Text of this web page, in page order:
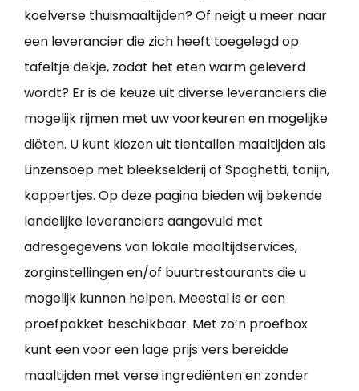
koelverse thuismaaltijden? Of neigt u meer naar
een leverancier die zich heeft toegelegd op
tafeltje dekje, zodat het eten warm geleverd
wordt? Er is de keuze uit diverse leveranciers die
mogelijk rijmen met uw voorkeuren en mogelijke
diëten. U kunt kiezen uit tientallen maaltijden als
Linzensoep met bleekselderij of Spaghetti, tonijn,
kappertjes. Op deze pagina bieden wij bekende
landelijke leveranciers aangevuld met
adresgegevens van lokale maaltijdservices,
zorginstellingen en/of buurtrestaurants die u
mogelijk kunnen helpen. Meestal is er een
proefpakket beschikbaar. Met zo’n proefbox
kunt een voor een lage prijs vers bereidde
maaltijden met verse ingrediënten en zonder